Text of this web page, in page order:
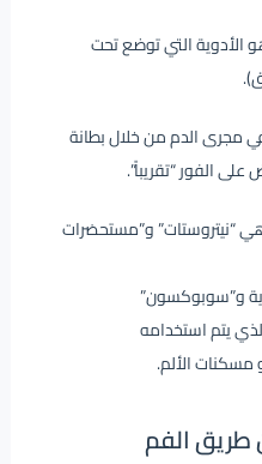
الأدوية التي توضع تحت
مجرى الدم من خلال بطانة
الفور “تقريباً”.
“نيتروستات” و”مستحضرات
و”سوبوكسون”
يتم استخدامه
مسكنات الألم.
طريق الفم